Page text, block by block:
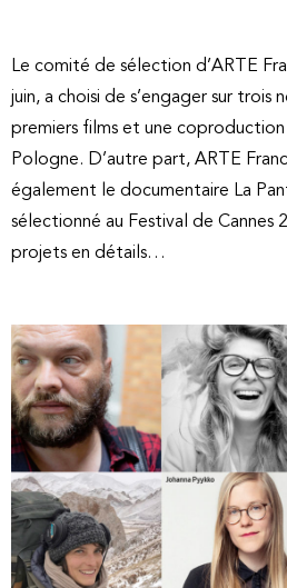
Le comité de sélection d’ARTE
juin, a choisi de s’engager sur trois
premiers films et une
Pologne. D’autre part, ARTE
également le documentaire La
sélectionné au Festival de Cannes
projets en détails…